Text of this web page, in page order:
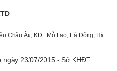
Châu Âu, KĐT Mỗ Lao, Hà Đông, Hà
ngày 23/07/2015 - Sở KHĐT